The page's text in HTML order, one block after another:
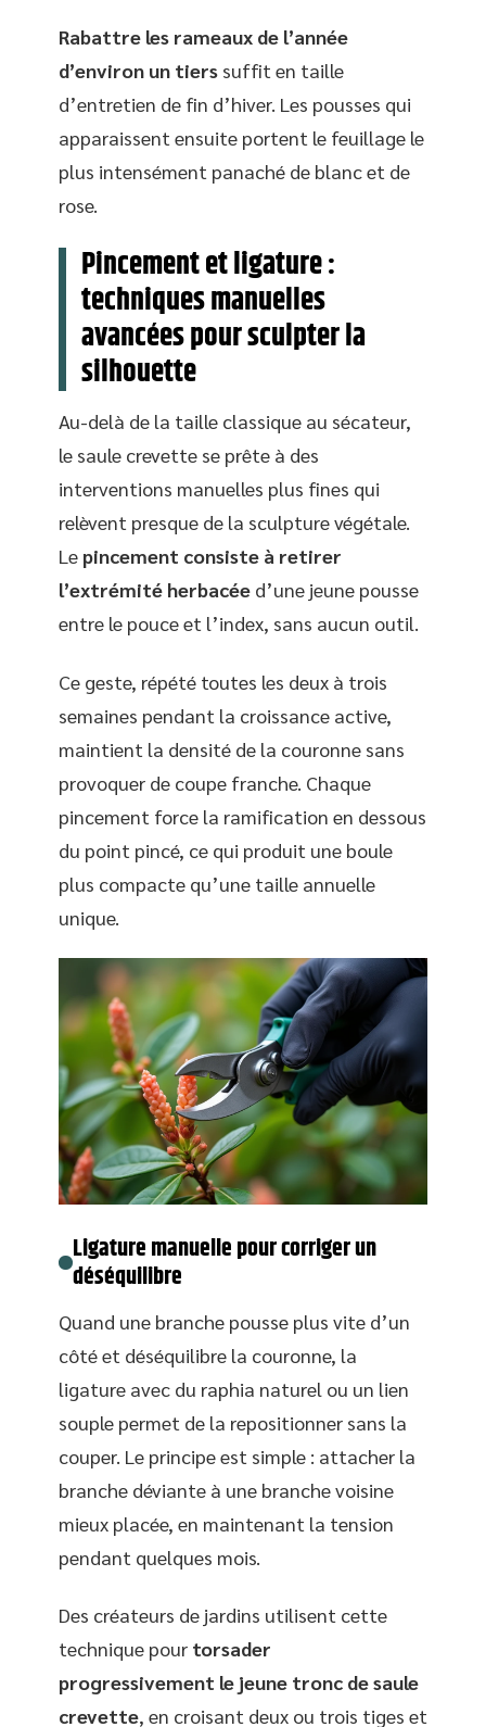
Rabattre les rameaux de l’année
d’environ un tiers suffit en taille
d’entretien de fin d’hiver. Les pousses qui
apparaissent ensuite portent le feuillage le
plus intensément panaché de blanc et de
rose.
Pincement et ligature :
techniques manuelles
avancées pour sculpter la
silhouette
Au-delà de la taille classique au sécateur,
le saule crevette se prête à des
interventions manuelles plus fines qui
relèvent presque de la sculpture végétale.
Le pincement consiste à retirer
l’extrémité herbacée d’une jeune pousse
entre le pouce et l’index, sans aucun outil.
Ce geste, répété toutes les deux à trois
semaines pendant la croissance active,
maintient la densité de la couronne sans
provoquer de coupe franche. Chaque
pincement force la ramification en dessous
du point pincé, ce qui produit une boule
plus compacte qu’une taille annuelle
unique.
Ligature manuelle pour corriger un
déséquilibre
Quand une branche pousse plus vite d’un
côté et déséquilibre la couronne, la
ligature avec du raphia naturel ou un lien
souple permet de la repositionner sans la
couper. Le principe est simple : attacher la
branche déviante à une branche voisine
mieux placée, en maintenant la tension
pendant quelques mois.
Des créateurs de jardins utilisent cette
technique pour torsader
progressivement le jeune tronc de saule
crevette, en croisant deux ou trois tiges et